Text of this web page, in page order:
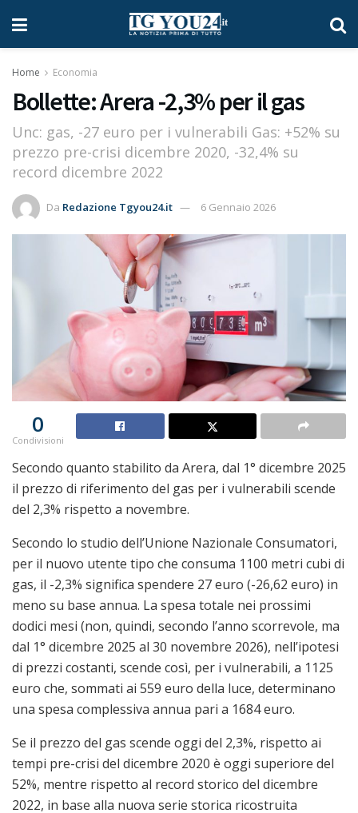
Home Economia
Bollette: Arera -2,3% per il gas
Unc: gas, -27 euro per i vulnerabili Gas: +52% su
prezzo pre-crisi dicembre 2020, -32,4% su
record dicembre 2022
Da Redazione Tgyou24.it 6 Gennaio 2026
0
Condivisioni
Secondo quanto stabilito da Arera, dal 1° dicembre 2025
il prezzo di riferimento del gas per i vulnerabili scende
del 2,3% rispetto a novembre.
Secondo lo studio dell’Unione Nazionale Consumatori,
per il nuovo utente tipo che consuma 1100 metri cubi di
gas, il -2,3% significa spendere 27 euro (-26,62 euro) in
meno su base annua. La spesa totale nei prossimi
dodici mesi (non, quindi, secondo l’anno scorrevole, ma
dal 1° dicembre 2025 al 30 novembre 2026), nell’ipotesi
di prezzi costanti, scende così, per i vulnerabili, a 1125
euro che, sommati ai 559 euro della luce, determinano
una spesa complessiva annua pari a 1684 euro.
Se il prezzo del gas scende oggi del 2,3%, rispetto ai
tempi pre-crisi del dicembre 2020 è oggi superiore del
52%, mentre rispetto al record storico del dicembre
2022, in base alla nuova serie storica ricostruita